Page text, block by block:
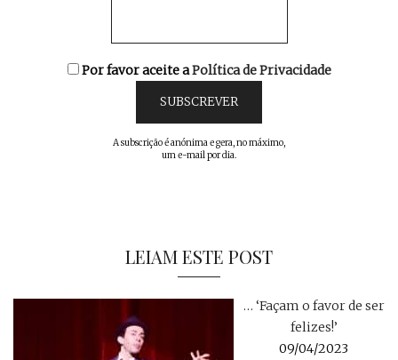
Por favor aceite aPolítica de Privacidade
A subscrição é anónima e gera, no máximo,
um e-mail por dia.
LEIAM ESTE POST
… ‘Façam o favor de ser
felizes!’
09/04/2023